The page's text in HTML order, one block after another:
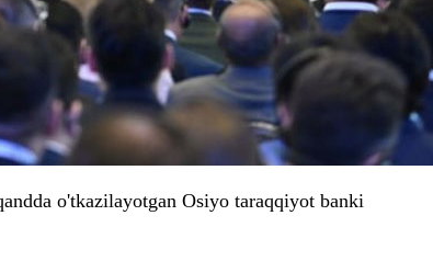
o'tkazilayotgan Osiyo taraqqiyot banki